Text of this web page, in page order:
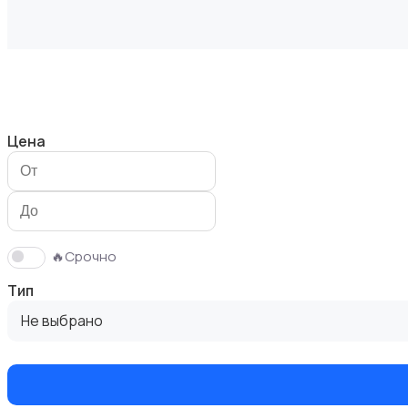
Ролики и скейтбординг
Цена
🔥Срочно
Тип
Не выбрано